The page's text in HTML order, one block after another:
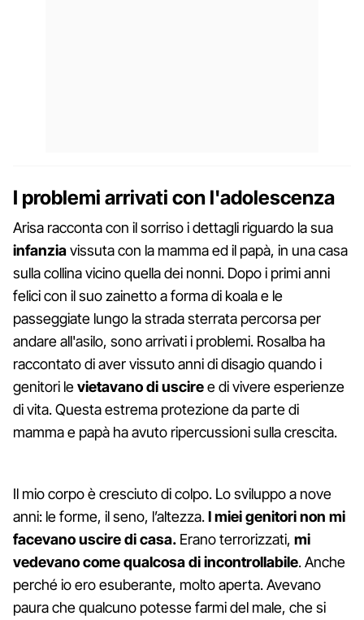
I problemi arrivati con l'adolescenza
Arisa racconta con il sorriso i dettagli riguardo la sua
infanziavissuta con la mamma ed il papà, in una casa
sulla collina vicino quella dei nonni. Dopo i primi anni
felici con il suo zainetto a forma di koala e le
passeggiate lungo la strada sterrata percorsa per
andare all'asilo, sono arrivati i problemi. Rosalba ha
raccontato di aver vissuto anni di disagio quando i
genitori levietavano di usciree di vivere esperienze
di vita. Questa estrema protezione da parte di
mamma e papà ha avuto ripercussioni sulla crescita.
Il mio corpo è cresciuto di colpo. Lo sviluppo a nove
anni: le forme, il seno, l’altezza.I miei genitori non mi
facevano uscire di casa. Erano terrorizzati, mi
vedevano come qualcosa di incontrollabile. Anche
perché io ero esuberante, molto aperta. Avevano
paura che qualcuno potesse farmi del male, che si